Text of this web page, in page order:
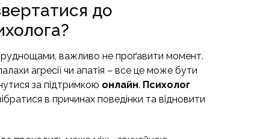
до
важливо не проґавити момент.
агресії чи апатія – все це може бути
за підтримкою онлайн. Психолог
в причинах поведінки та відновити